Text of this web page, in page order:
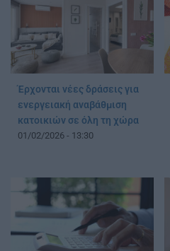
Έρχονται νέες δράσεις για
ενεργειακή αναβάθμιση
κατοικιών σε όλη τη χώρα
01/02/2026 - 13:30